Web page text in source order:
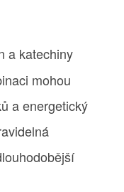
a katechiny
mohou
a energetický